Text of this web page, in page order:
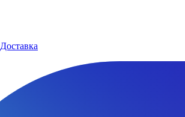
Доставка